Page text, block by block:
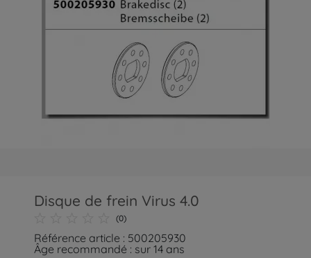
Disque de frein Virus 4.0
(0)
Référence article : 500205930
Âge recommandé : sur 14 ans